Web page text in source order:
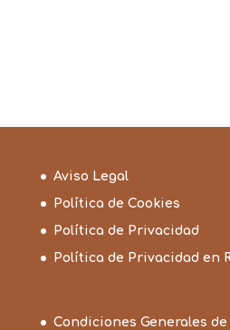
Aviso Legal
Política de Cookies
Política de Privacidad
Política de Privacidad en
Condiciones Generales